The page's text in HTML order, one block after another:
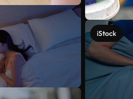
iStock